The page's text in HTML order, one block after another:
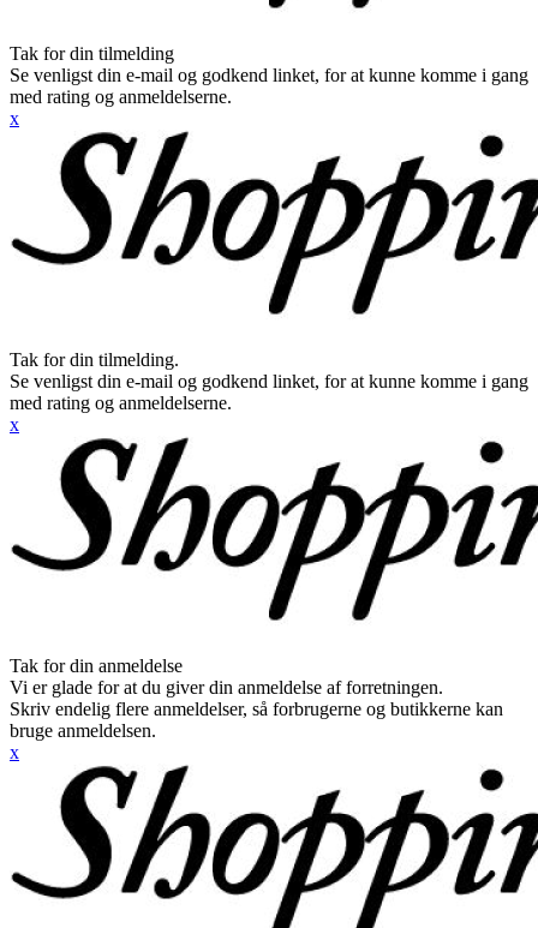
Tak for din tilmelding
Se venligst din e-mail og godkend linket, for at kunne komme i gang
med rating og anmeldelserne.
x
Tak for din tilmelding.
Se venligst din e-mail og godkend linket, for at kunne komme i gang
med rating og anmeldelserne.
x
Tak for din anmeldelse
Vi er glade for at du giver din anmeldelse af forretningen.
Skriv endelig flere anmeldelser, så forbrugerne og butikkerne kan
bruge anmeldelsen.
x